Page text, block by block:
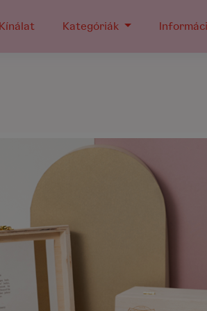
Kínálat Kategóriák